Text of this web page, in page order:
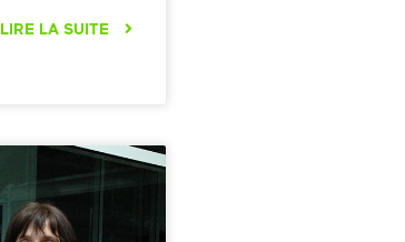
LIRE LA SUITE